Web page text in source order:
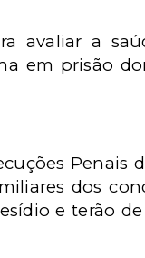
avaliar a
em prisão
Penais
dos
e terão